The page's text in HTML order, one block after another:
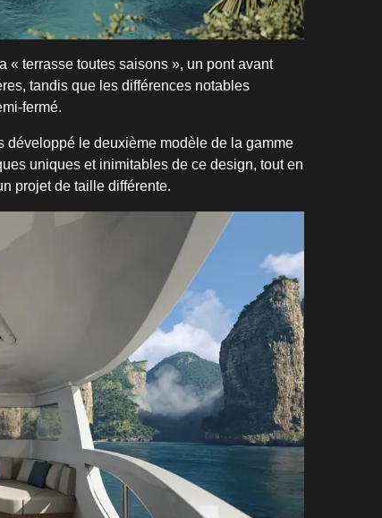
« terrasse toutes saisons », un pont avant
tandis que les différences notables
fermé.
développé le deuxième modèle de la gamme
uniques et inimitables de ce design, tout en
projet de taille différente.